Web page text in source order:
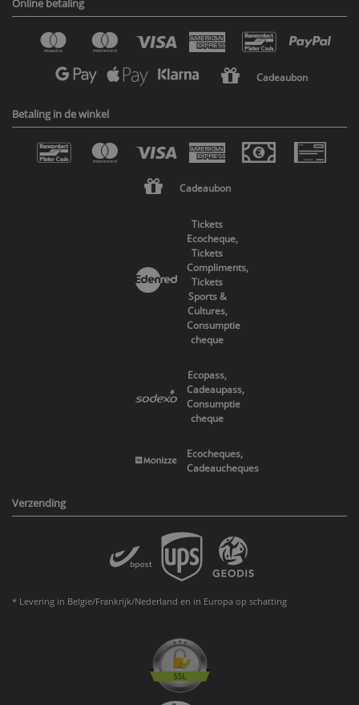
Online betaling
Cadeaubon
Betaling in de winkel
Cadeaubon
Tickets
Ecocheque,
Tickets
Compliments,
Tickets
Sports &
Cultures,
Consumptie
cheque
Ecopass,
Cadeaupass,
Consumptie
cheque
Ecocheques,
Cadeaucheques
Verzending
* Levering in Belgie/Frankrijk/Nederland en in Europa op schatting